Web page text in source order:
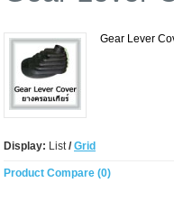
Gear Lever
Display: List/ Grid
Product Compare (0)